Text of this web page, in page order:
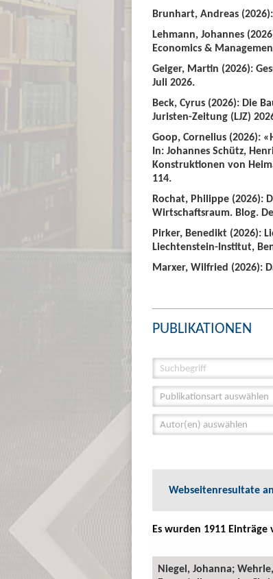
Brunhart, Andreas
Lehmann, Johannes
Economics &
Geiger, Martin (2026):
Juli 2026.
Beck, Cyrus (2026): Die
Juristen-Zeitung (LJZ)
Goop, Cornelius (2026):
In: Johannes Schütz,
Konstruktionen von
114.
Rochat, Philippe (2026):
Wirtschaftsraum. Blog.
Pirker, Benedikt (2026):
Liechtenstein-Institut,
Marxer, Wilfried (2026):
PUBLIKATIONEN
Publikationsart auswählen
Autor(en) auswählen
Webseitenresultate
Es wurden 1911
Niegel, Johanna;